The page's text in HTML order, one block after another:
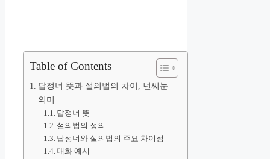
Table of Contents
답정너 뜻과 설의법의 차이, 넌씨눈
의미
답정너 뜻
설의법의 정의
답정너와 설의법의 주요 차이점
대화 예시